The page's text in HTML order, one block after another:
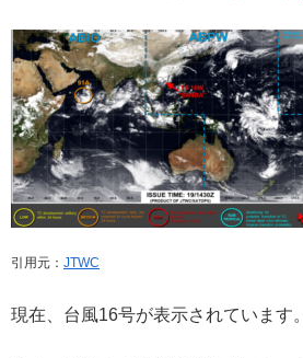
引用元： JTWC
現在、台風16号が表示されています。